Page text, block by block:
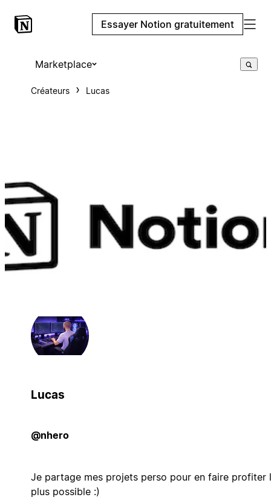
Essayer Notion gratuitement
Marketplace
Créateurs Lucas
Lucas
@nhero
Je partage mes projets perso pour en faire profiter
plus possible :)